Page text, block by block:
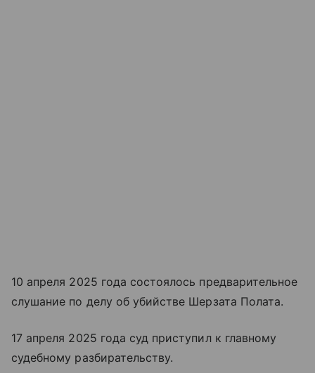
10 апреля 2025 года состоялось предварительное
слушание по делу об убийстве Шерзата Полата.
17 апреля 2025 года суд приступил к главному
судебному разбирательству.